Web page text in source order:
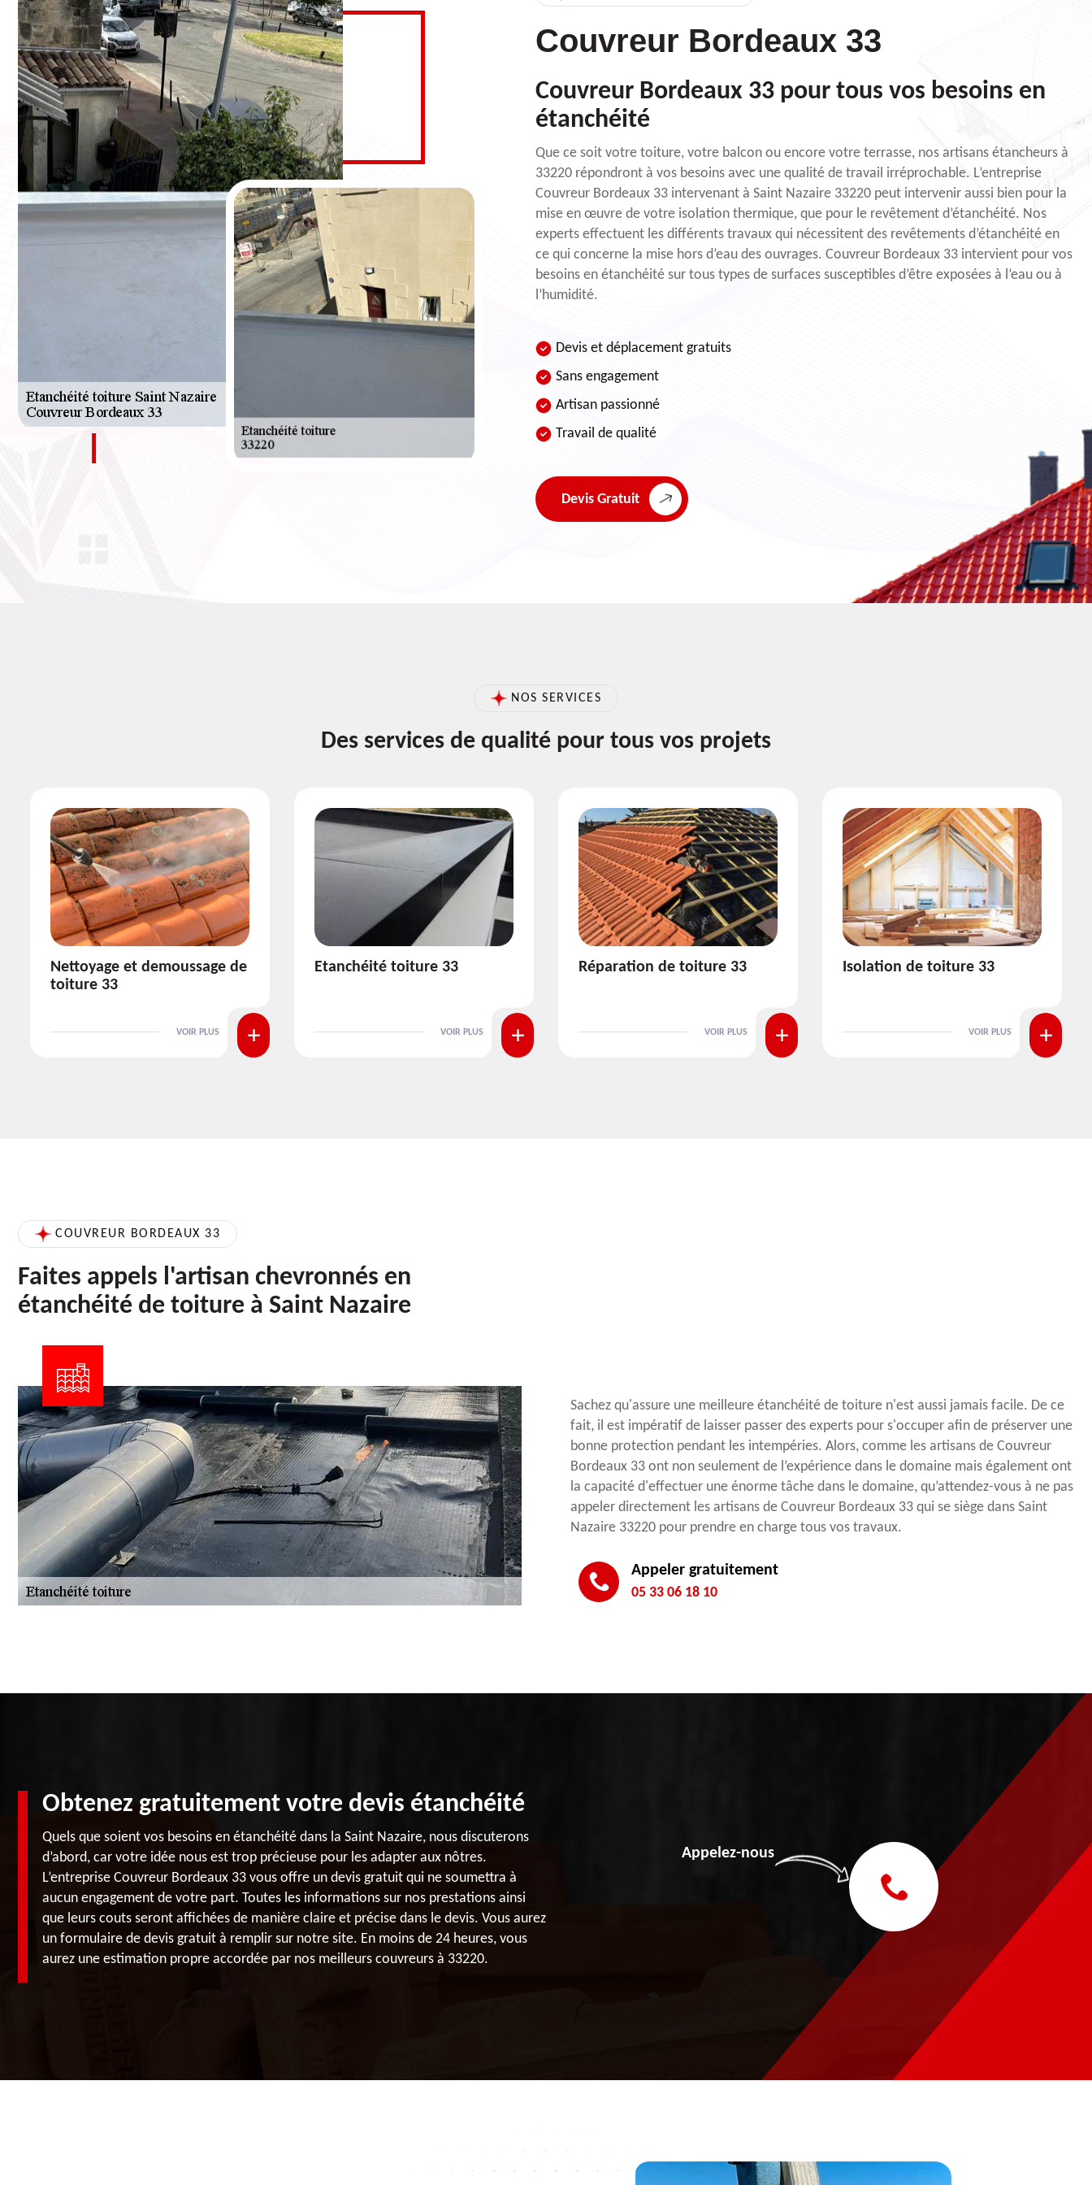
Couvreur Bordeaux 33
Couvreur Bordeaux 33 pour tous vos besoins en
étanchéité
Que ce soit votre toiture, votre balcon ou encore votre terrasse, nos artisans étancheurs à
33220 répondront à vos besoins avec une qualité de travail irréprochable. L’entreprise
Couvreur Bordeaux 33 intervenant à Saint Nazaire 33220 peut intervenir aussi bien pour la
mise en œuvre de votre isolation thermique, que pour le revêtement d’étanchéité. Nos
experts effectuent les différents travaux qui nécessitent des revêtements d’étanchéité en
ce qui concerne la mise hors d’eau des ouvrages. Couvreur Bordeaux 33 intervient pour vos
besoins en étanchéité sur tous types de surfaces susceptibles d’être exposées à l’eau ou à
l’humidité.
Devis et déplacement gratuits
Sans engagement
Artisan passionné
Travail de qualité
Devis Gratuit
NOS SERVICES
Des services de qualité pour tous vos projets
Etanchéité toiture 33
VOIR PLUS
Réparation de toiture 33
VOIR PLUS
Isolation de toiture 33
VOIR PLUS
Pose et nettoyage de
VOIR PLUS
COUVREUR BORDEAUX 33
Faites appels l'artisan chevronnés en
étanchéité de toiture à Saint Nazaire
Sachez qu'assure une meilleure étanchéité de toiture n'est aussi jamais facile. De ce
fait, il est impératif de laisser passer des experts pour s'occuper afin de préserver une
bonne protection pendant les intempéries. Alors, comme les artisans de Couvreur
Bordeaux 33 ont non seulement de l’expérience dans le domaine mais également ont
la capacité d'effectuer une énorme tâche dans le domaine, qu’attendez-vous à ne pas
appeler directement les artisans de Couvreur Bordeaux 33 qui se siège dans Saint
Nazaire 33220 pour prendre en charge tous vos travaux.
Appeler gratuitement
05 33 06 18 10
Obtenez gratuitement votre devis étanchéité
Quels que soient vos besoins en étanchéité dans la Saint Nazaire, nous discuterons
d’abord, car votre idée nous est trop précieuse pour les adapter aux nôtres.
L’entreprise Couvreur Bordeaux 33 vous offre un devis gratuit qui ne soumettra à
aucun engagement de votre part. Toutes les informations sur nos prestations ainsi
que leurs couts seront affichées de manière claire et précise dans le devis. Vous aurez
un formulaire de devis gratuit à remplir sur notre site. En moins de 24 heures, vous
aurez une estimation propre accordée par nos meilleurs couvreurs à 33220.
Appelez-nous